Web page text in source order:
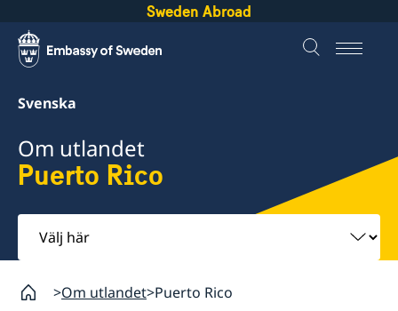
Sweden Abroad
Svenska
Om utlandet
Puerto Rico
Välj
här
Om utlandet Puerto Rico